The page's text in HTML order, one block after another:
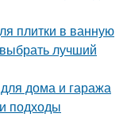
плитки в ванную
лучший
дома и гаража
подходы